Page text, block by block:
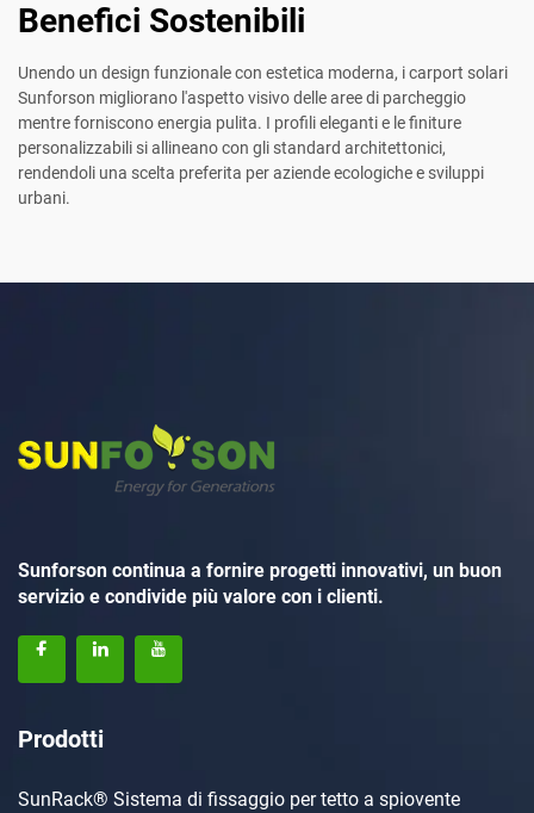
Benefici Sostenibili
Unendo un design funzionale con estetica moderna, i carport solari
Sunforson migliorano l'aspetto visivo delle aree di parcheggio
mentre forniscono energia pulita. I profili eleganti e le finiture
personalizzabili si allineano con gli standard architettonici,
rendendoli una scelta preferita per aziende ecologiche e sviluppi
urbani.
Sunforson continua a fornire progetti innovativi, un buon
servizio e condivide più valore con i clienti.
Prodotti
SunRack® Sistema di fissaggio per tetto a spiovente